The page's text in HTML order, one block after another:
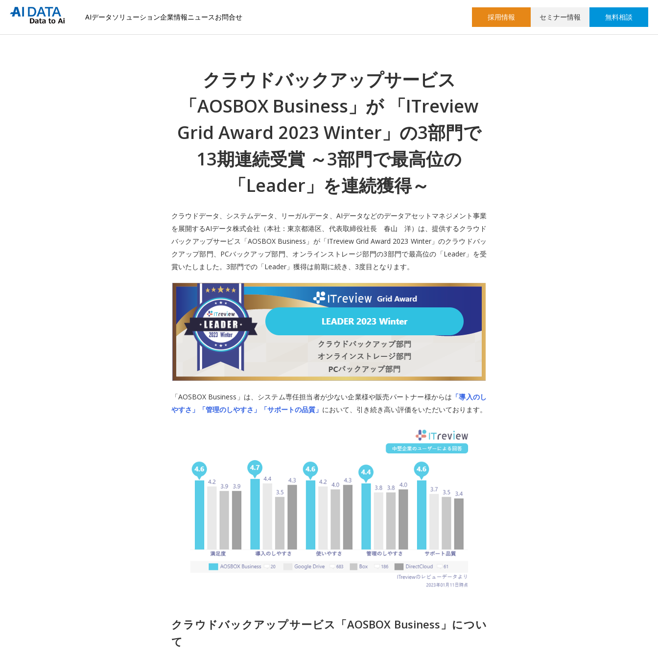
AIデータソリューション企業情報ニュースお問合せ 採用情報 セミナー情報 無料相談
クラウドバックアップサービス
「AOSBOX Business」が 「ITreview
Grid Award 2023 Winter」の3部門で
13期連続受賞 ～3部門で最高位の
「Leader」を連続獲得～
クラウドデータ、システムデータ、リーガルデータ、AIデータなどのデータアセットマネジメント事業
を展開するAIデータ株式会社（本社：東京都港区、代表取締役社長 春山 洋）は、提供するクラウド
バックアップサービス「AOSBOX Business」が「ITreview Grid Award 2023 Winter」のクラウドバッ
クアップ部門、PCバックアップ部門、オンラインストレージ部門の3部門で最高位の「Leader」を受
賞いたしました。3部門での「Leader」獲得は前期に続き、3度目となります。
「AOSBOX Business」は、システム専任担当者が少ない企業様や販売パートナー様からは 「導入のし
やすさ」「管理のしやすさ」「サポートの品質」 において、引き続き高い評価をいただいております。
クラウドバックアップサービス「AOSBOX Business」につい
て